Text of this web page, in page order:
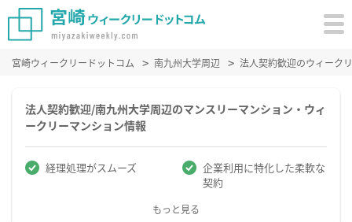
宮崎ウィークリードットコム 南九州大学周辺 法人契約歓迎のウィーク
法人契約歓迎/南九州大学周辺のマンスリーマンション・ウィ
ークリーマンション情報
経理処理がスムーズ
企業利用に特化した柔軟な
契約
もっと見る